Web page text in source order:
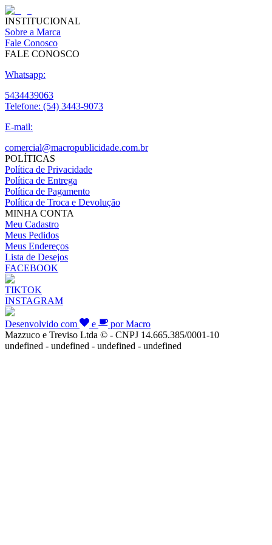
INSTITUCIONAL
Sobre a Marca
Fale Conosco
FALE CONOSCO
Whatsapp:
5434439063
Telefone: (54) 3443-9073
E-mail:
comercial@macropublicidade.com.br
POLÍTICAS
Política de Privacidade
Política de Entrega
Política de Pagamento
Política de Troca e Devolução
MINHA CONTA
Meu Cadastro
Meus Pedidos
Meus Endereços
Lista de Desejos
FACEBOOK
TIKTOK
INSTAGRAM
Desenvolvido com e
por Macro
Mazzuco e Treviso Ltda © - CNPJ 14.665.385/0001-10
undefined - undefined - undefined - undefined